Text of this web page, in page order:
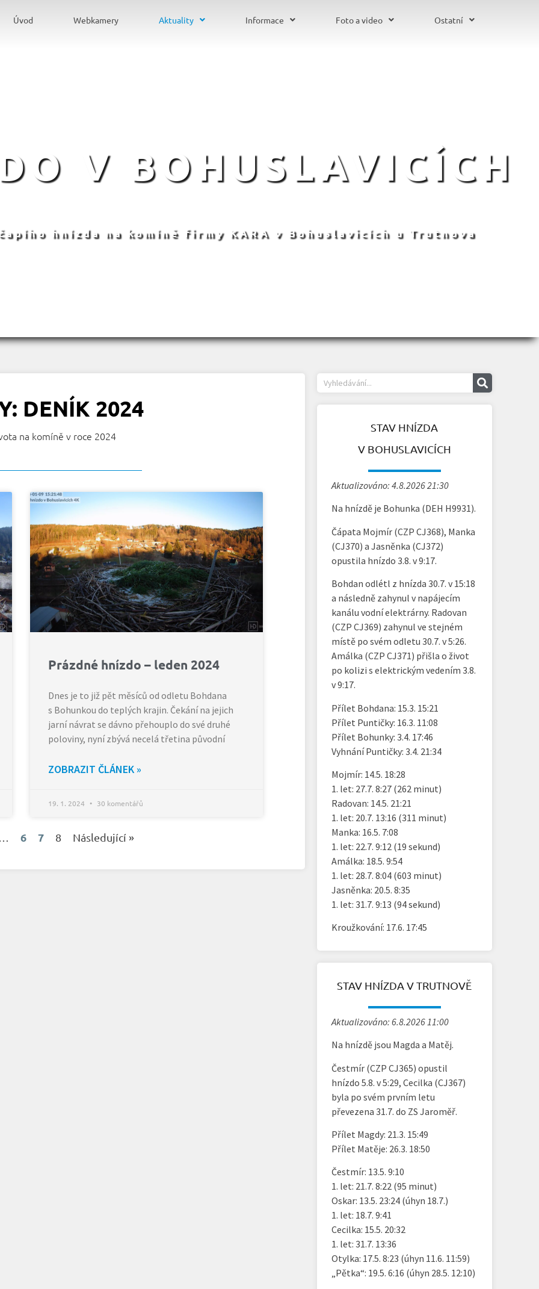
Úvod Webkamery Aktuality Informace Foto a video Ostatní
V BOHUSLAVICÍCH
hnízda na komíně firmy KARA v Bohuslavicích u Trutnova
DENÍK 2024
na komíně v roce 2024
Prázdné hnízdo – leden 2024
Dnes je to již pět měsíců od odletu Bohdana
s Bohunkou do teplých krajin. Čekání na jejich
jarní návrat se dávno přehouplo do své druhé
poloviny, nyní zbývá necelá třetina původní
ZOBRAZIT ČLÁNEK »
19. 1. 2024 30 komentářů
6 7 8 Následující »
STAV HNÍZDA
V BOHUSLAVICÍCH
Aktualizováno: 4.8.2026 21:30
Na hnízdě je Bohunka (DEH H9931).
Čápata Mojmír (CZP CJ368), Manka
(CJ370) a Jasněnka (CJ372)
opustila hnízdo 3.8. v 9:17.
Bohdan odlétl z hnízda 30.7. v 15:18
a následně zahynul v napájecím
kanálu vodní elektrárny. Radovan
(CZP CJ369) zahynul ve stejném
místě po svém odletu 30.7. v 5:26.
Amálka (CZP CJ371) přišla o život
po kolizi s elektrickým vedením 3.8.
v 9:17.
Přílet Bohdana: 15.3. 15:21
Přílet Puntičky: 16.3. 11:08
Přílet Bohunky: 3.4. 17:46
Vyhnání Puntičky: 3.4. 21:34
Mojmír: 14.5. 18:28
1. let: 27.7. 8:27 (262 minut)
Radovan: 14.5. 21:21
1. let: 20.7. 13:16 (311 minut)
Manka: 16.5. 7:08
1. let: 22.7. 9:12 (19 sekund)
Amálka: 18.5. 9:54
1. let: 28.7. 8:04 (603 minut)
Jasněnka: 20.5. 8:35
1. let: 31.7. 9:13 (94 sekund)
Kroužkování: 17.6. 17:45
STAV HNÍZDA V TRUTNOVĚ
Aktualizováno: 6.8.2026 11:00
Na hnízdě jsou Magda a Matěj.
Čestmír (CZP CJ365) opustil
hnízdo 5.8. v 5:29, Cecilka (CJ367)
byla po svém prvním letu
převezena 31.7. do ZS Jaroměř.
Přílet Magdy: 21.3. 15:49
Přílet Matěje: 26.3. 18:50
Čestmír: 13.5. 9:10
1. let: 21.7. 8:22 (95 minut)
Oskar: 13.5. 23:24 (úhyn 18.7.)
1. let: 18.7. 9:41
Cecilka: 15.5. 20:32
1. let: 31.7. 13:36
Otylka: 17.5. 8:23 (úhyn 11.6. 11:59)
„Pětka“: 19.5. 6:16 (úhyn 28.5. 12:10)